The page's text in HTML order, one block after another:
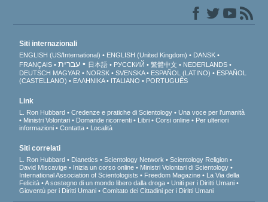
Siti internazionali
ENGLISH (US/International) ENGLISH (United Kingdom)
DANSK
FRANÇAIS
עברית 日本語 РУССКИЙ 繁體中文
NEDERLANDS
DEUTSCH MAGYAR NORSK SVENSKA ESPAÑOL (LATINO)
ESPAÑOL
(CASTELLANO)
ΕΛΛΗΝΙΚA ITALIANO PORTUGUÊS
Link
L. Ron Hubbard Credenze e pratiche di Scientology
Una voce per l’umanità
Ministri Volontari
Domande ricorrenti Libri Corsi online
Per ulteriori
informazioni
Contatta Località
Siti correlati
L. Ron Hubbard Dianetics Scientology Network
Scientology Religion
David Miscavige
Inizia un corso online
Ministri Volontari di Scientology
International Association of Scientologists
Freedom Magazine
La Via della
Felicità
A sostegno di un mondo libero dalla droga
Uniti per i Diritti Umani
Gioventù per i Diritti Umani
Comitato dei Cittadini per i Diritti Umani